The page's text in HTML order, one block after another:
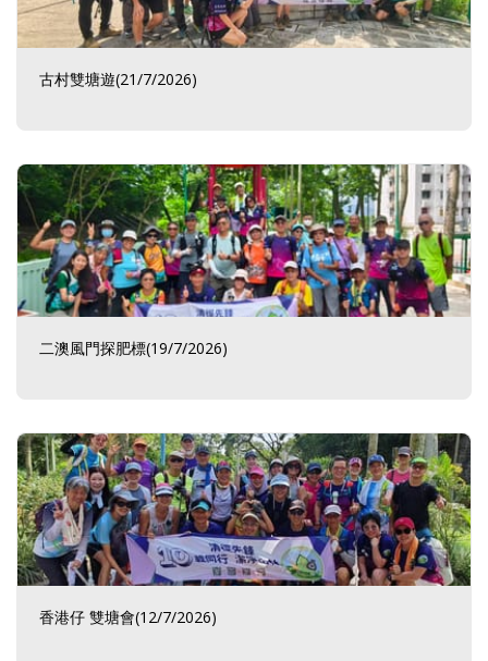
古村雙塘遊(21/7/2026)
二澳風門探肥標(19/7/2026)
香港仔 雙塘會(12/7/2026)